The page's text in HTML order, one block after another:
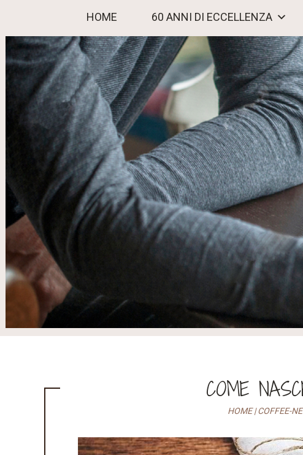
HOME 60 ANNI DI ECCELLENZA
COME
HOME|COFFEE-